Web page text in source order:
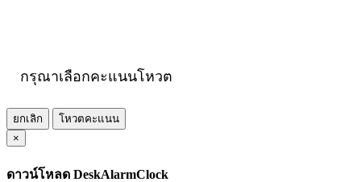
กรุณาเลือกคะแนนโหวต
ยกเลิก
โหวตคะแนน
×
ดาวน์โหลด DeskAlarmClock